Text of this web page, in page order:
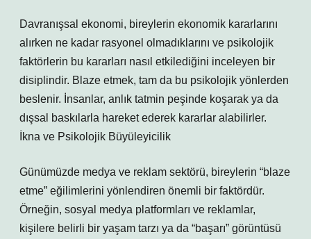
Davranışsal ekonomi, bireylerin ekonomik kararlarını
alırken ne kadar rasyonel olmadıklarını ve psikolojik
faktörlerin bu kararları nasıl etkilediğini inceleyen bir
disiplindir. Blaze etmek, tam da bu psikolojik yönlerden
beslenir. İnsanlar, anlık tatmin peşinde koşarak ya da
dışsal baskılarla hareket ederek kararlar alabilirler.
İkna ve Psikolojik Büyüleyicilik
Günümüzde medya ve reklam sektörü, bireylerin “blaze
etme” eğilimlerini yönlendiren önemli bir faktördür.
Örneğin, sosyal medya platformları ve reklamlar,
kişilere belirli bir yaşam tarzı ya da “başarı” görüntüsü